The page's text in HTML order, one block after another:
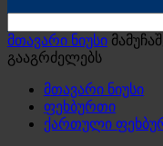
მთავარი ნიუსი
გააგრძელებს
მთავარი ნიუსი
ფეხბურთი
ქართული